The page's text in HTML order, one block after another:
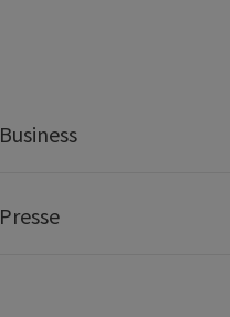
Business
Presse